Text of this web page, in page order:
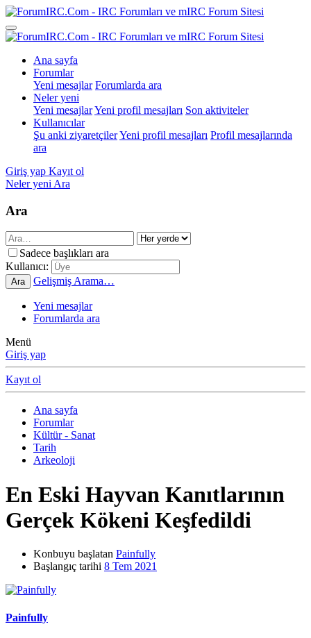
Ana sayfa
Forumlar
Yeni mesajlar Forumlarda ara
Neler yeni
Yeni mesajlarYeni profil mesajları Son aktiviteler
Kullanıcılar
Şu anki ziyaretçilerYeni profil mesajları Profil mesajlarında
ara
Giriş yap Kayıt ol
Neler yeni Ara
Ara
Sadece başlıkları ara
Kullanıcı:
Ara Gelişmiş Arama…
Yeni mesajlar
Forumlarda ara
Menü
Giriş yap
Kayıt ol
Ana sayfa
Forumlar
Kültür - Sanat
Tarih
Arkeoloji
En Eski Hayvan Kanıtlarının
Gerçek Kökeni Keşfedildi
Konbuyu başlatan Painfully
Başlangıç tarihi 8 Tem 2021
Painfully